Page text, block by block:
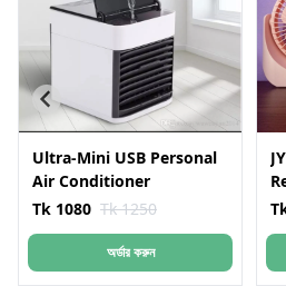
Ultra-Mini USB Personal
Air Conditioner
Tk 1080 Tk 1250
অর্ডার করুন